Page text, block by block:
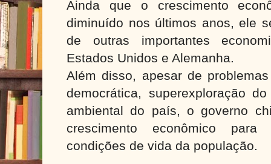
Ainda que o crescimento
diminuído nos últimos anos, ele
de outras importantes
Estados Unidos e Alemanha.
Além disso, apesar de
democrática, superexploração
ambiental do país, o governo
crescimento econômico
condições de vida da população.